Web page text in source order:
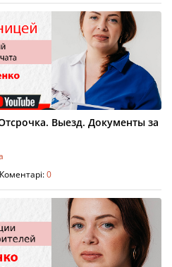
Выезд. Документы за
Коментарі:0